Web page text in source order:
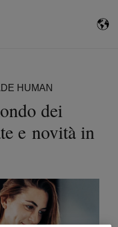
HUMAN
dei
e novità in